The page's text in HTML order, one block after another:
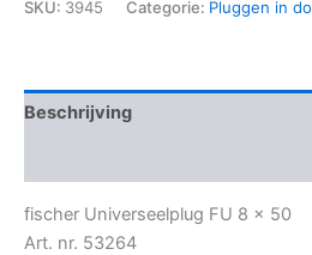
SKU: 3945 Categorie: Pluggen in
Beschrijving
fischer Universeelplug FU 8 x 50
Art. nr. 53264